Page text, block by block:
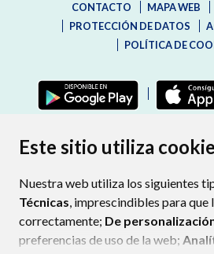
Este sitio utiliza
Nuestra web utiliza los siguientes
Técnicas, imprescindibles para que
correctamente; De
preferencias de uso de la web;
CONTACTO MAPA WEB
PROTECCIÓN DE DATOS
POLÍTICA DE